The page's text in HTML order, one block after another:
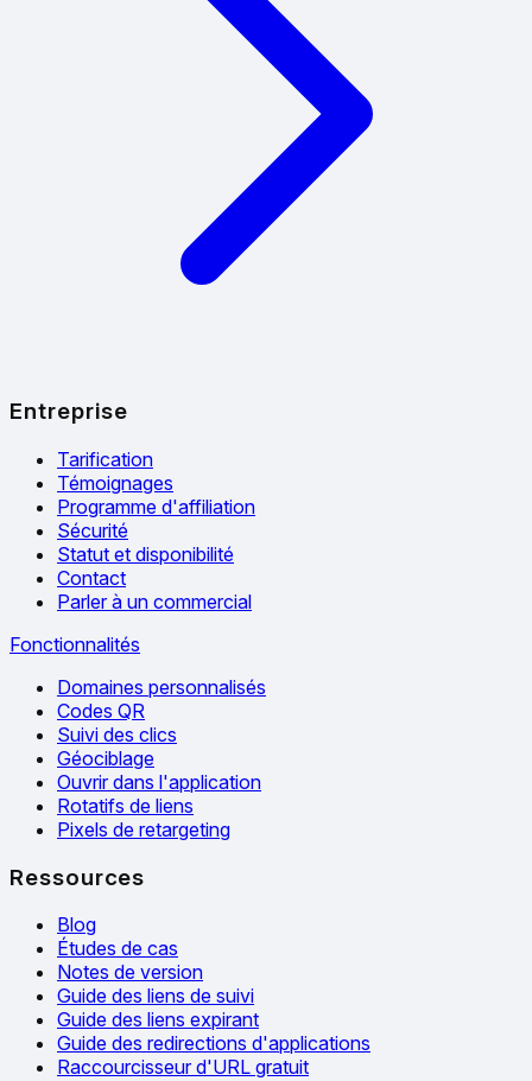
Entreprise
Tarification
Témoignages
Programme d'affiliation
Sécurité
Statut et disponibilité
Contact
Parler à un commercial
Fonctionnalités
Domaines personnalisés
Codes QR
Suivi des clics
Géociblage
Ouvrir dans l'application
Rotatifs de liens
Pixels de retargeting
Ressources
Blog
Études de cas
Notes de version
Guide des liens de suivi
Guide des liens expirant
Guide des redirections d'applications
Raccourcisseur d'URL gratuit